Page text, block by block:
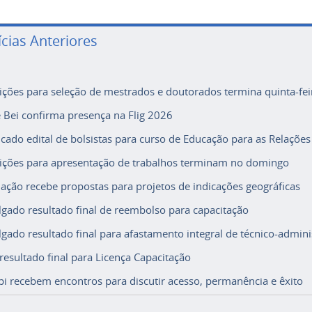
Anteriores
para seleção de mestrados e doutorados termina quinta-
Bei confirma presença na Flig 2026
edital de bolsistas para curso de Educação para as
para apresentação de trabalhos terminam no domingo
recebe propostas para projetos de indicações geográficas
resultado final de reembolso para capacitação
resultado final para afastamento integral de técnico-
final para Licença Capacitação
recebem encontros para discutir acesso, permanência e êxito